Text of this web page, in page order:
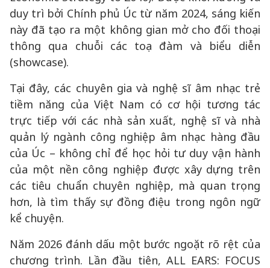
duy trì bởi Chính phủ Úc từ năm 2024, sáng kiến
này đã tạo ra một không gian mở cho đối thoại
thông qua chuỗi các toạ đàm và biểu diễn
(showcase).
Tại đây, các chuyên gia và nghệ sĩ âm nhạc trẻ
tiềm năng của Việt Nam có cơ hội tương tác
trực tiếp với các nhà sản xuất, nghệ sĩ và nhà
quản lý ngành công nghiệp âm nhạc hàng đầu
của Úc – không chỉ để học hỏi tư duy vận hành
của một nền công nghiệp được xây dựng trên
các tiêu chuẩn chuyên nghiệp, mà quan trọng
hơn, là tìm thấy sự đồng điệu trong ngôn ngữ
kể chuyện.
Năm 2026 đánh dấu một bước ngoặt rõ rệt của
chương trình. Lần đầu tiên, ALL EARS: FOCUS